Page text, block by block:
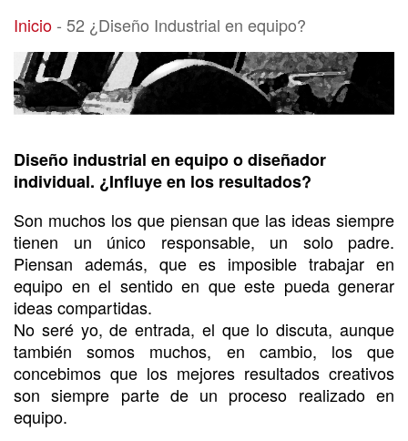
52 ¿Diseño Industrial en equipo?
Inicio- 52 ¿Diseño Industrial en equipo?
Diseño industrial en equipo o diseñador
individual. ¿Influye en los resultados?
Son muchos los que piensan que las ideas siempre
tienen un único responsable, un solo padre.
Piensan además, que es imposible trabajar en
equipo en el sentido en que este pueda generar
ideas compartidas.
No seré yo, de entrada, el que lo discuta, aunque
también somos muchos, en cambio, los que
concebimos que los mejores resultados creativos
son siempre parte de un proceso realizado en
equipo.